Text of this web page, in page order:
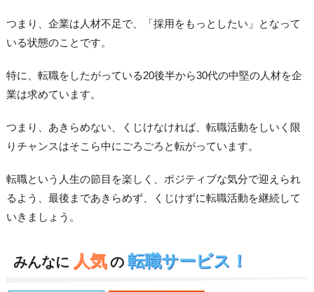
つまり、企業は人材不足で、「採用をもっとしたい」となって
いる状態のことです。
特に、転職をしたがっている20後半から30代の中堅の人材を企
業は求めています。
つまり、あきらめない、くじけなければ、転職活動をしいく限
りチャンスはそこら中にごろごろと転がっています。
転職という人生の節目を楽しく、ポジティブな気分で迎えられ
るよう、最後まであきらめず、くじけずに転職活動を継続して
いきましょう。
みんなに 人気の 転職サービス！